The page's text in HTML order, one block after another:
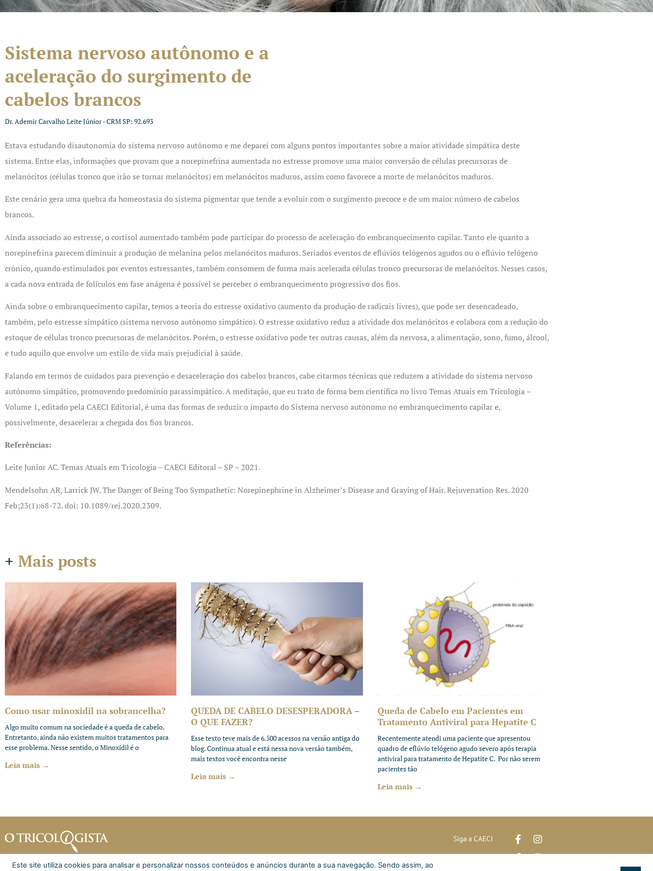
Sistema nervoso autônomo e a
aceleração do surgimento de
cabelos brancos
Dr. Ademir Carvalho Leite Júnior - CRM SP: 92.693
Estava estudando disautonomia do sistema nervoso autônomo e me deparei com alguns pontos importantes sobre a maior atividade simpática deste
sistema. Entre elas, informações que provam que a norepinefrina aumentada no estresse promove uma maior conversão de células precursoras de
melanócitos (células tronco que irão se tornar melanócitos) em melanócitos maduros, assim como favorece a morte de melanócitos maduros.
Este cenário gera uma quebra da homeostasia do sistema pigmentar que tende a evoluir com o surgimento precoce e de um maior número de cabelos
brancos.
Ainda associado ao estresse, o cortisol aumentado também pode participar do processo de aceleração do embranquecimento capilar. Tanto ele quanto a
norepinefrina parecem diminuir a produção de melanina pelos melanócitos maduros. Seriados eventos de eflúvios telógenos agudos ou o eflúvio telógeno
crônico, quando estimulados por eventos estressantes, também consomem de forma mais acelerada células tronco precursoras de melanócitos. Nesses casos,
a cada nova entrada de folículos em fase anágena é possível se perceber o embranquecimento progressivo dos fios.
Ainda sobre o embranquecimento capilar, temos a teoria do estresse oxidativo (aumento da produção de radicais livres), que pode ser desencadeado,
também, pelo estresse simpático (sistema nervoso autônomo simpático). O estresse oxidativo reduz a atividade dos melanócitos e colabora com a redução do
estoque de células tronco precursoras de melanócitos. Porém, o estresse oxidativo pode ter outras causas, além da nervosa, a alimentação, sono, fumo, álcool,
e tudo aquilo que envolve um estilo de vida mais prejudicial à saúde.
Falando em termos de cuidados para prevenção e desaceleração dos cabelos brancos, cabe citarmos técnicas que reduzem a atividade do sistema nervoso
autônomo simpático, promovendo predomínio parassimpático. A meditação, que eu trato de forma bem científica no livro Temas Atuais em Tricologia –
Volume 1, editado pela CAECI Editorial, é uma das formas de reduzir o impacto do Sistema nervoso autônomo no embranquecimento capilar e,
possivelmente, desacelerar a chegada dos fios brancos.
Referências:
Leite Junior AC. Temas Atuais em Tricologia – CAECI Editoral – SP – 2021.
Mendelsohn AR, Larrick JW. The Danger of Being Too Sympathetic: Norepinephrine in Alzheimer’s Disease and Graying of Hair. Rejuvenation Res. 2020
Feb;23(1):68-72. doi: 10.1089/rej.2020.2309.
+ Mais posts
Como usar minoxidil na sobrancelha?
Algo muito comum na sociedade é a queda de cabelo.
Entretanto, ainda não existem muitos tratamentos para
esse problema. Nesse sentido, o Minoxidil é o
Leia mais →
QUEDA DE CABELO DESESPERADORA –
O QUE FAZER?
Esse texto teve mais de 6.500 acessos na versão antiga do
blog. Continua atual e está nessa nova versão também,
mais textos você encontra nesse
Leia mais →
Queda de Cabelo em Pacientes em
Tratamento Antiviral para Hepatite C
Recentemente atendi uma paciente que apresentou
quadro de eflúvio telógeno agudo severo após terapia
antiviral para tratamento de Hepatite C. Por não serem
pacientes tão
Leia mais →
Siga a CAECI
Este site utiliza cookies para analisar e personalizar nossos conteúdos e anúncios durante a sua navegação. Sendo assim, ao